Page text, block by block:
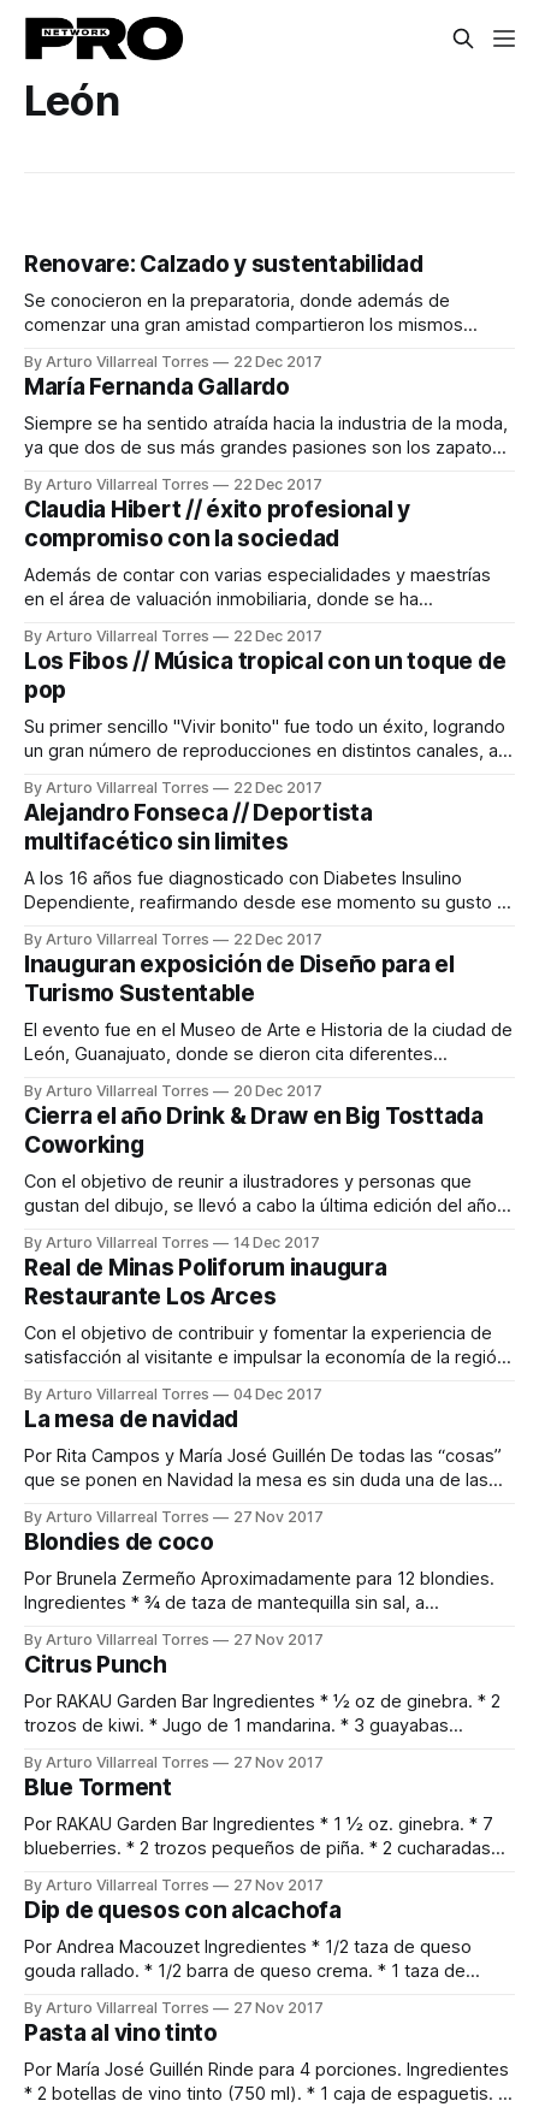
León
Renovare: Calzado y sustentabilidad
Se conocieron en la preparatoria, donde además de
comenzar una gran amistad compartieron los mismos
podemos aportar en esta vida para trascender? Fue en el
2009 que resolvieron esta pregunta creando juntos un
zapato ecológico, que aparte de ser innovador
By Arturo Villarreal Torres 22 Dec 2017
María Fernanda Gallardo
Siempre se ha sentido atraída hacia la industria de la moda,
ya que dos de sus más grandes pasiones son los zapatos
podía ser comercializado con éxito si se adaptaba al
mercado nacional, mediante la propuesta de diseños
By Arturo Villarreal Torres 22 Dec 2017
Claudia Hibert // éxito profesional y
compromiso con la sociedad
Además de contar con varias especialidades y maestrías
en el área de valuación inmobiliaria, donde se ha
carrera con valores como la lealtad, liderazgo, ética y
compromiso, así como de regresar algo bueno a la
sociedad, ha ocupado puestos como Tesorera y
Presidenta en
By Arturo Villarreal Torres 22 Dec 2017
Los Fibos // Música tropical con un toque de
pop
Su primer sencillo "Vivir bonito" fue todo un éxito, logrando
un gran número de reproducciones en distintos canales, así
seguros que escucharemos mucho más de estos jóvenes,
los cuales luchan día a día por hacer lo que más les gusta
By Arturo Villarreal Torres 22 Dec 2017
Alejandro Fonseca // Deportista
multifacético sin limites
A los 16 años fue diagnosticado con Diabetes Insulino
Dependiente, reafirmando desde ese momento su gusto y
distintas disciplinas, durante su niñez jugó golf por varios
años, hasta que lo cambió por el gimnasio. Más tarde
practicó motociclismo de
By Arturo Villarreal Torres 22 Dec 2017
Inauguran exposición de Diseño para el
Turismo Sustentable
El evento fue en el Museo de Arte e Historia de la ciudad de
León, Guanajuato, donde se dieron cita diferentes
general en colaboración con el Tecnológico de Monterrey,
Tongji University College, China Lab y la Organización
Mundial de Turismo, además, se
By Arturo Villarreal Torres 20 Dec 2017
Cierra el año Drink & Draw en Big Tosttada
Coworking
Con el objetivo de reunir a ilustradores y personas que
gustan del dibujo, se llevó a cabo la última edición del año
Coworking, donde se expusieron los trabajos que a lo largo
de estos meses se realizaron. El evento es
By Arturo Villarreal Torres 14 Dec 2017
Real de Minas Poliforum inaugura
Restaurante Los Arces
Con el objetivo de contribuir y fomentar la experiencia de
satisfacción al visitante e impulsar la economía de la región,
poniendo así a disposición de los comensales un menú
único basado en cortes choice y prime con platillos de
cocina de
By Arturo Villarreal Torres 04 Dec 2017
La mesa de navidad
Por Rita Campos y María José Guillén De todas las “cosas”
que se ponen en Navidad la mesa es sin duda una de las
agrado que tenemos de recibir a nuestros invitados, que en
By Arturo Villarreal Torres 27 Nov 2017
Blondies de coco
Por Brunela Zermeño Aproximadamente para 12 blondies.
Ingredientes * ¾ de taza de mantequilla sin sal, a
2 huevos (grandes). * 2 cucharaditas de vainilla líquida. * ½
cucharadita de sal. * ½ cucharadita de royal. * 1 ½ tazas de
harina. * 1 ½ tazas de chispas de chocolate semi-amargo. *
2 tazas
By Arturo Villarreal Torres 27 Nov 2017
Citrus Punch
Por RAKAU Garden Bar Ingredientes * ½ oz de ginebra. * 2
trozos de kiwi. * Jugo de 1 mandarina. * 3 guayabas
Preparación 1. Verter en un vaso coctelero el kiwi, la
guayaba y la ginebra. 2. Macerar con un poco de azúcar
agregando el jugo
By Arturo Villarreal Torres 27 Nov 2017
Blue Torment
Por RAKAU Garden Bar Ingredientes * 1 ½ oz. ginebra. * 7
blueberries. * 2 trozos pequeños de piña. * 2 cucharadas
Macerar en un vaso coctelero la piña y las blueberries,
agregándole el azúcar. 2. Después de macerar verter la
ginebra, el licor del
By Arturo Villarreal Torres 27 Nov 2017
Dip de quesos con alcachofa
Por Andrea Macouzet Ingredientes * 1/2 taza de queso
gouda rallado. * 1/2 barra de queso crema. * 1 taza de
cucharada de crema. * 1 lata de corazones de alcachofa. *
Vinagre de jalapeño. * Sal al gusto. Procedimiento 1. Licuar
media taza de queso
By Arturo Villarreal Torres 27 Nov 2017
Pasta al vino tinto
Por María José Guillén Rinde para 4 porciones. Ingredientes
* 2 botellas de vino tinto (750 ml). * 1 caja de espaguetis. *